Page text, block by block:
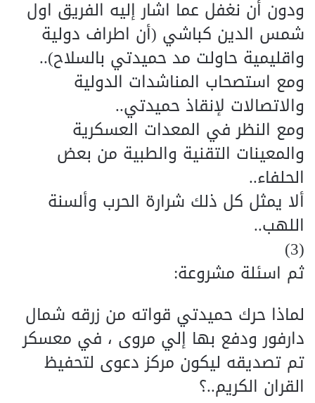
ودون أن نغفل عما اشار إليه الفريق اول
شمس الدين كباشي (أن اطراف دولية
واقليمية حاولت مد حميدتي بالسلاح)..
ومع استصحاب المناشدات الدولية
والاتصالات لإنقاذ حميدتي..
ومع النظر في المعدات العسكرية
والمعينات التقنية والطبية من بعض
الحلفاء..
ألا يمثل كل ذلك شرارة الحرب وألسنة
اللهب..
(3)
ثم اسئلة مشروعة:
لماذا حرك حميدتي قواته من زرقه شمال
دارفور ودفع بها إلي مروى ، في معسكر
تم تصديقه ليكون مركز دعوى لتحفيظ
القران الكريم..؟